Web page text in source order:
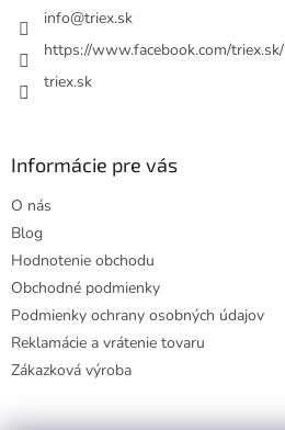
p
info@triex.sk
https://www.facebook.com/triex.sk/
triex.sk
Informácie pre vás
O nás
Blog
Hodnotenie obchodu
Obchodné podmienky
Podmienky ochrany osobných údajov
Reklamácie a vrátenie tovaru
Zákazková výroba